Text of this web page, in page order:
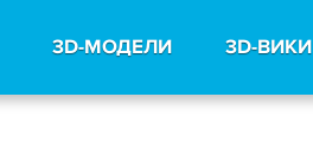
3D-МОДЕЛИ 3D-ВИКИ